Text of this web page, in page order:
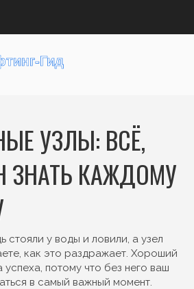
УЗЛЫ: ВСЁ,
ЗНАТЬ КАЖДОМУ
стояли у воды и ловили, а узел
как это раздражает. Хороший
потому что без него ваш
в самый важный момент.